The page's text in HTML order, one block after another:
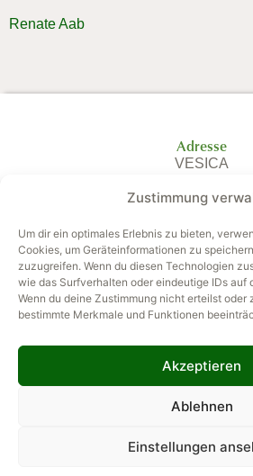
Zustimmung
Um dir ein optimales Erlebnis zu bieten,
Cookies, um Geräteinformationen zu
zuzugreifen. Wenn du diesen Technologien
wie das Surfverhalten oder eindeutige IDs auf
Wenn du deine Zustimmung nicht erteilst oder
bestimmte Merkmale und Funktionen
Akzeptieren
Ablehnen
Einstellungen
Renate Aab
Adresse
VESICA
Energiemedizin
und Mentale
Goethestraße 5
10623 Berlin
Kontakt
(+49) 160 – 556
Kontaktformular
Cookie-Richtlinie